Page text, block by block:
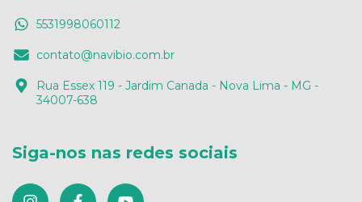
5531998060112
contato@navibio.com.br
Rua Essex 119 - Jardim Canada - Nova Lima - MG -
34007-638
Siga-nos nas redes sociais